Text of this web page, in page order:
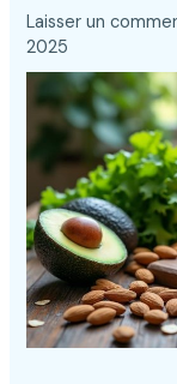
Laisser un
2025